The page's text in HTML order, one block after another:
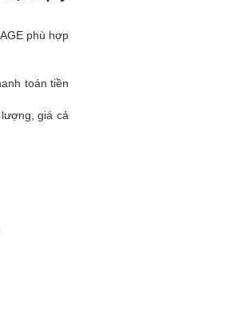
phù hợp
toán tiền
giá cả